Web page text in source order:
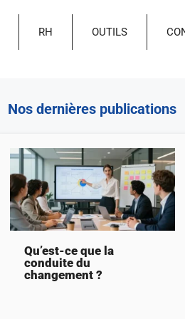
RH OUTILS
Nos dernières publications
Qu’est-ce que la
conduite du
changement ?